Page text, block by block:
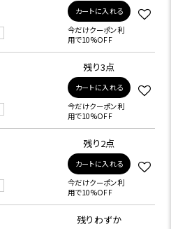
カートに入れる
今だけクーポン利
用で10%OFF
残り3点
カートに入れる
今だけクーポン利
用で10%OFF
残り2点
カートに入れる
今だけクーポン利
用で10%OFF
残りわずか